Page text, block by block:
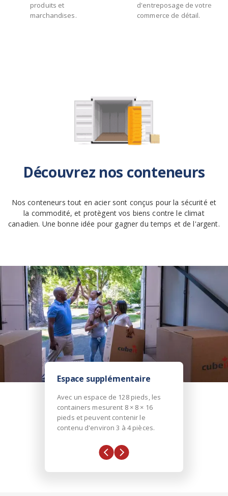
produits et
marchandises.
d'entreposage de votre
commerce de détail.
Découvrez nos conteneurs
Nos conteneurs tout en acier sont conçus pour la sécurité et
la commodité, et protègent vos biens contre le climat
canadien. Une bonne idée pour gagner du temps et de l'argent.
Espace supplémentaire
Avec un espace de 128 pieds, les
containers mesurent 8 × 8 × 16
pieds et peuvent contenir le
contenu d'environ 3 à 4 pièces.